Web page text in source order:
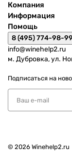
Компания
Информация
Помощь
8 (495) 774-98-99
info@winehelp2.ru
м. Дубровка, ул.
Подписаться на
© 2026 Winehelp2.ru